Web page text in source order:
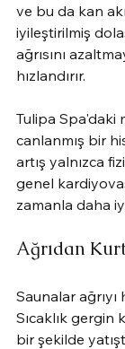
ve bu da kan
iyileştirilmiş
ağrısını
hızlandırır.
Tulipa Spa'daki
canlanmış bir
artış yalnızca
genel
zamanla daha
Ağrıdan
Saunalar
Sıcaklık gergin
bir şekilde